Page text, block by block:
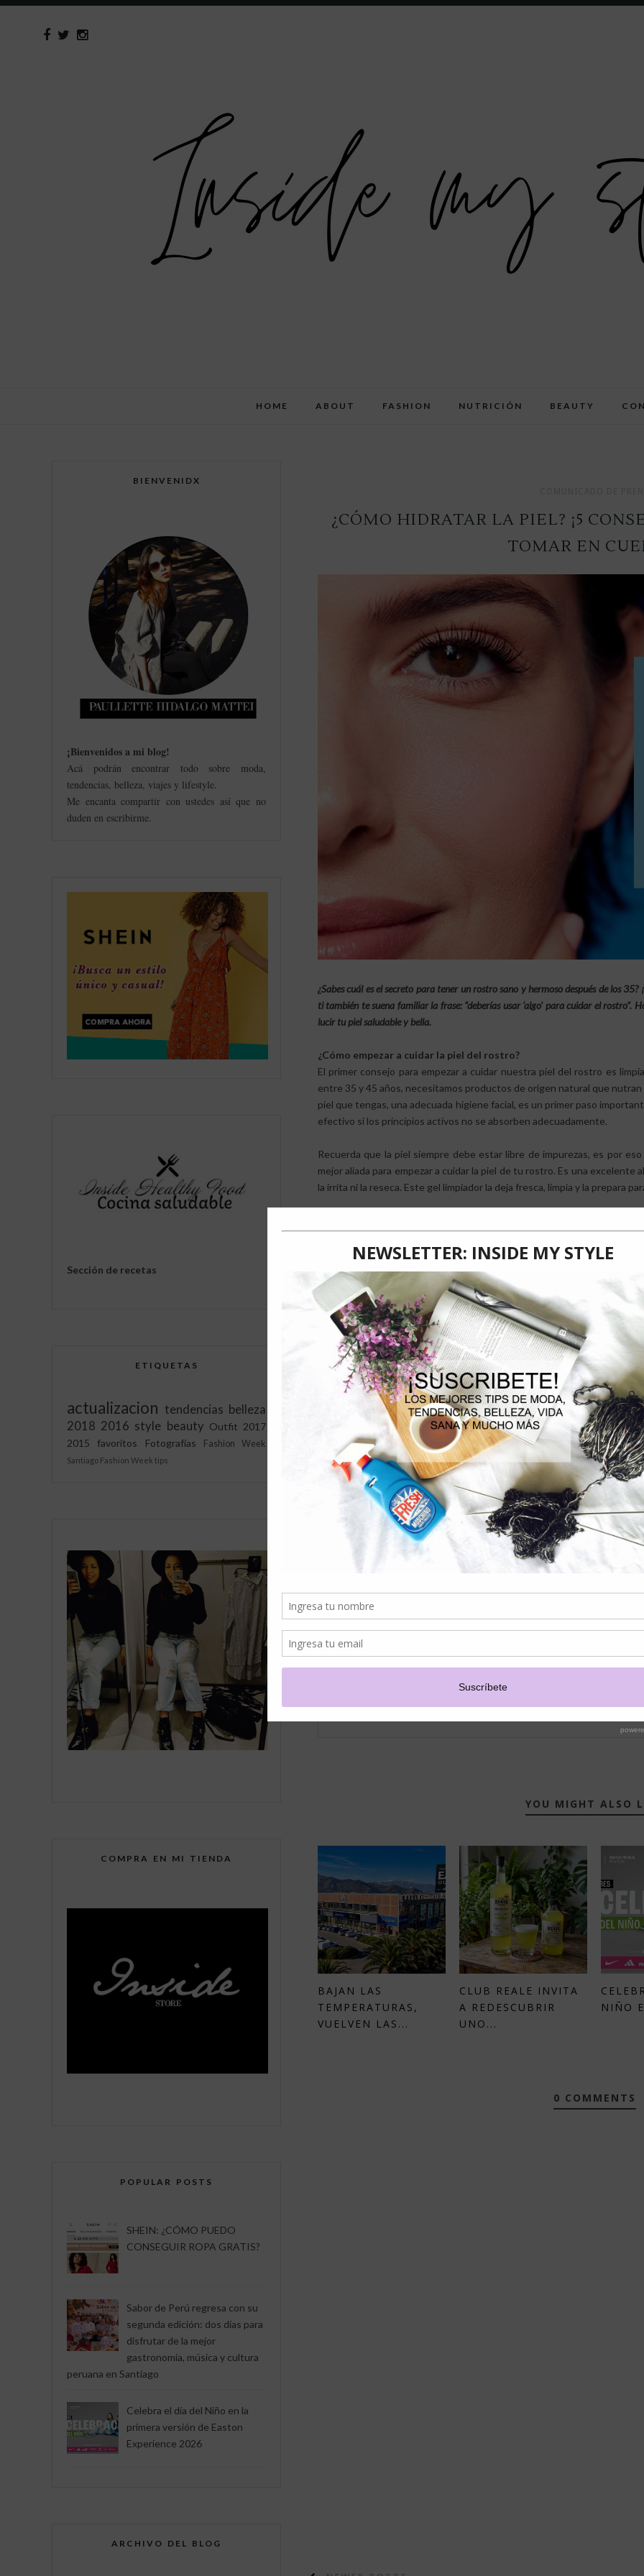
HOME ABOUT FASHION NUTRICIÓN BEAUTY
¿CÓMO HIDRATAR LA PIEL? ¡5
TOMAR EN
¿Sabes cuál es el secreto para tener un rostro sano y hermoso después de los
ti también te suena familiar la frase: “deberías usar ‘algo’ para cuidar el rostro”.
lucir tu piel saludable y bella.
¿Cómo empezar a cuidar la piel del rostro?
El primer consejo para empezar a cuidar nuestra piel del rostro es
entre 35 y 45 años, necesitamos productos de origen natural que
piel que tengas, una adecuada higiene facial, es un primer paso
efectivo si los principios activos no se absorben adecuadamente.
Recuerda que la piel siempre debe estar libre de impurezas, es por
mejor aliada para empezar a cuidar la piel de tu rostro. Es una
la irrita ni la reseca. Este gel limpiador la deja fresca, limpia y la prepara
fórmula restauradora de una loción que hidrata hace cosas maravillosas
En ésika puedes encontrarlas en dos presentaciones: la loción
restauradora 45+ ambas poseen activos que además de mantener tu
¡El contorno de ojos también es importante!
No nos olvidemos de las zonas que están alrededor de nuestros
Pierden humedad rápidamente, ya que es la parte más frágil y delgada
atención para cuidarla e hidratarla.
El contorno de ojos Oxygen Supreme, estimula la producción de
esenciales para lograr el efecto lifting, luminoso y firme que estamos
Lograr una piel hidratada es una tarea de todos los días. Es
ser constantes para poder ver los resultados. Así que,¿Qué esperas
YOU MIGHT ALSO
BAJAN LAS
TEMPERATURAS,
VUELVEN LAS...
CLUB REALE INVITA
A REDESCUBRIR
UNO...
NIÑO
0 COMMENTS
BIENVENIDX
¡Bienvenidos a mi blog!
Acá podrán encontrar todo sobre moda,
tendencias, belleza, viajes y lifestyle.
Me encanta compartir con ustedes así que no
duden en escribirme.
Sección de recetas
ETIQUETAS
actualizacion tendencias belleza
2018 2016 style beauty Outfit 2017
2015
favoritos Fotografías Fashion Week
Santiago Fashion Week tips
COMPRA EN MI TIENDA
POPULAR POSTS
SHEIN: ¿CÓMO PUEDO
CONSEGUIR ROPA GRATIS?
Sabor de Perú regresa con su
segunda edición: dos días para
disfrutar de la mejor
gastronomía, música y cultura
peruana en Santiago
Celebra el día del Niño en la
primera versión de Easton
Experience 2026
ARCHIVO DEL BLOG